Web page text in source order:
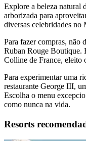
Explore a beleza natural
arborizada para
diversas celebridades no
Para fazer compras, não
Ruban Rouge Boutique.
Colline de France, eleito
Para experimentar uma
restaurante George III,
Escolha o menu
como nunca na vida.
Resorts